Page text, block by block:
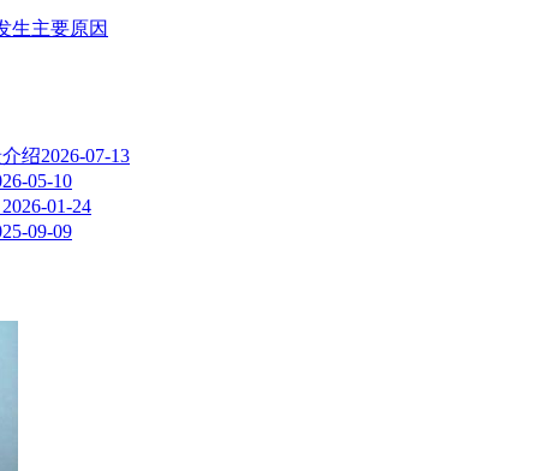
生主要原因
绍2026-07-13
05-10
2026-01-24
09-09